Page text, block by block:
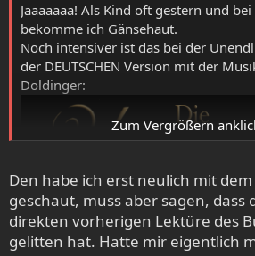
Jaaaaaaa! Als Kind oft gestern und
bekomme ich Gänsehaut.
Noch intensiver ist das bei der
der DEUTSCHEN Version mit der
Doldinger:
Zum Vergrößern
Den habe ich erst neulich mit
geschaut, muss aber sagen, dass
direkten vorherigen Lektüre des
gelitten hat. Hatte mir eigentlich